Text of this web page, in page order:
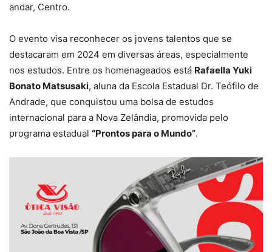
andar, Centro.
O evento visa reconhecer os jovens talentos que se
destacaram em 2024 em diversas áreas, especialmente
nos estudos. Entre os homenageados está Rafaella Yuki
Bonato Matsusaki, aluna da Escola Estadual Dr. Teófilo de
Andrade, que conquistou uma bolsa de estudos
internacional para a Nova Zelândia, promovida pelo
programa estadual “Prontos para o Mundo”.